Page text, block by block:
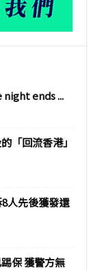
night ends ...
「回流香港」
人先後獲發還
保 獲警方無